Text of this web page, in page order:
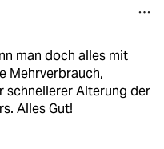
man doch alles mit
Mehrverbrauch,
schnellerer Alterung der
Alles Gut!